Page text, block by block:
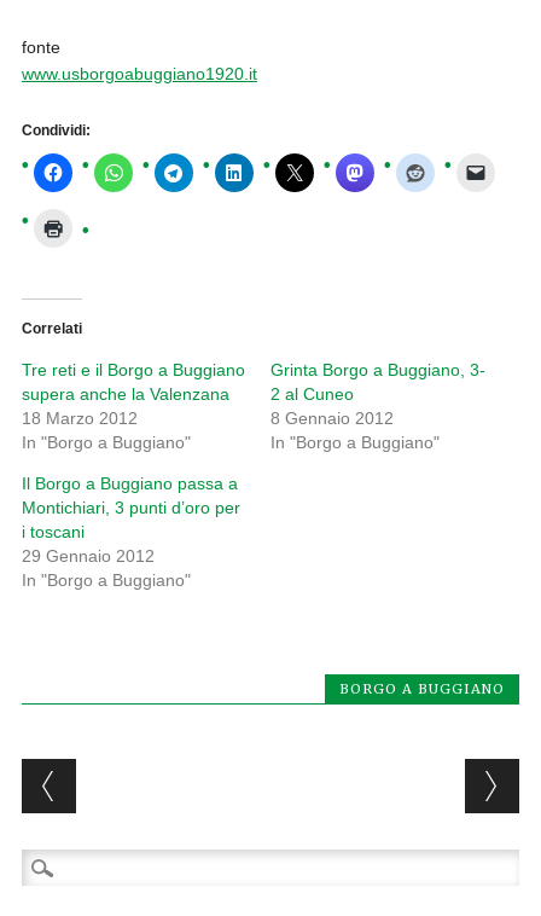
fonte
www.usborgoabuggiano1920.it
Condividi:
Correlati
Tre reti e il Borgo a Buggiano
supera anche la Valenzana
18 Marzo 2012
In "Borgo a Buggiano"
Grinta Borgo a Buggiano, 3-
2 al Cuneo
8 Gennaio 2012
In "Borgo a Buggiano"
Il Borgo a Buggiano passa a
Montichiari, 3 punti d’oro per
i toscani
29 Gennaio 2012
In "Borgo a Buggiano"
BORGO A BUGGIANO
Post navigation
Ricerca
per: